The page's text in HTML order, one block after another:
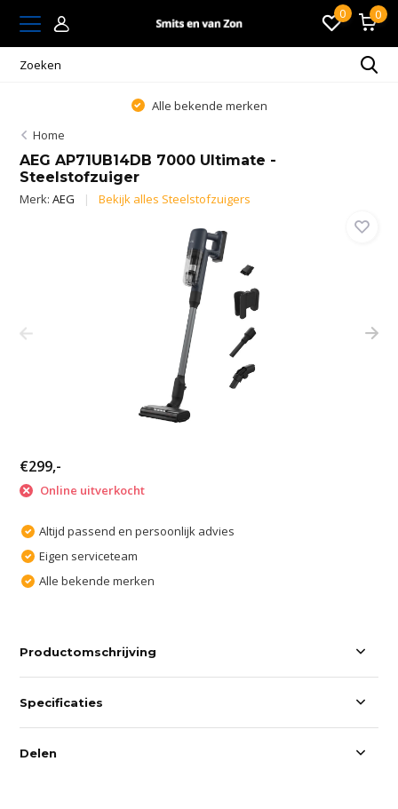
0 0
Alle bekende merken
Home
AEG AP71UB14DB 7000 Ultimate -
Steelstofzuiger
Merk:AEG Bekijk alles Steelstofzuigers
€299,-
Online uitverkocht
Altijd passend en persoonlijk advies
Eigen serviceteam
Alle bekende merken
Productomschrijving
Specificaties
Delen